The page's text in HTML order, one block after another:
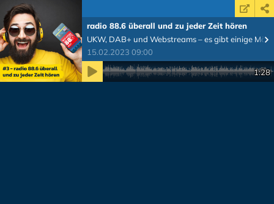
radio 88.6 überall und zu jeder Zeit hören
UKW, DAB+ und Webstreams – es gibt einige
15.02.2023 09:00
Zeit 1:28